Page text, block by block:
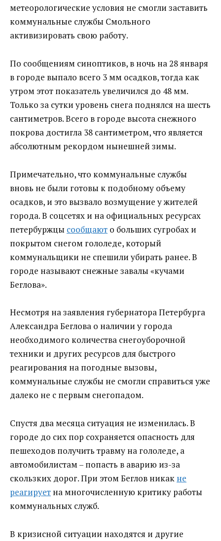
метеорологические условия не смогли заставить
коммунальные службы Смольного
активизировать свою работу.
По сообщениям синоптиков, в ночь на 28 января
в городе выпало всего 3 мм осадков, тогда как
утром этот показатель увеличился до 48 мм.
Только за сутки уровень снега поднялся на шесть
сантиметров. Всего в городе высота снежного
покрова достигла 38 сантиметром, что является
абсолютным рекордом нынешней зимы.
Примечательно, что коммунальные службы
вновь не были готовы к подобному объему
осадков, и это вызвало возмущение у жителей
города. В соцсетях и на официальных ресурсах
петербуржцы сообщают о больших сугробах и
покрытом снегом гололеде, который
коммунальщики не спешили убирать ранее. В
городе называют снежные завалы «кучами
Беглова».
Несмотря на заявления губернатора Петербурга
Александра Беглова о наличии у города
необходимого количества снегоуборочной
техники и других ресурсов для быстрого
реагирования на погодные вызовы,
коммунальные службы не смогли справиться уже
далеко не с первым снегопадом.
Спустя два месяца ситуация не изменилась. В
городе до сих пор сохраняется опасность для
пешеходов получить травму на гололеде, а
автомобилистам – попасть в аварию из-за
скользких дорог. При этом Беглов никак не
реагирует на многочисленную критику работы
коммунальных служб.
В кризисной ситуации находятся и другие